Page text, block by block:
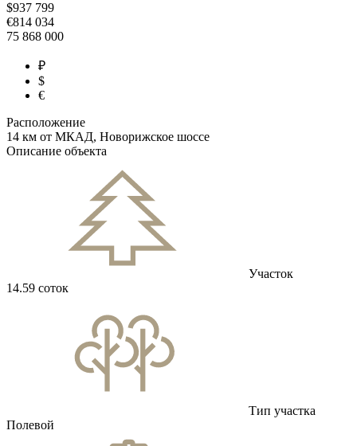
$937 799
€814 034
75 868 000
₽
$
€
Расположение
14 км от МКАД, Новорижское шоссе
Описание объекта
Участок
14.59 соток
Тип участка
Полевой